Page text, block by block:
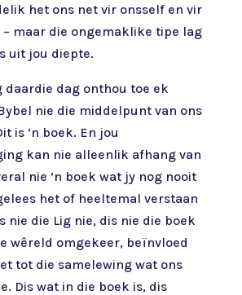
het ons net vir onsself en vir
maar die ongemaklike tipe lag
uit jou diepte.
daardie dag onthou toe ek
nie die middelpunt van ons
is ’n boek. En jou
kan nie alleenlik afhang van
nie ’n boek wat jy nog nooit
het of heeltemal verstaan
nie die Lig nie, dis nie die boek
wêreld omgekeer, beïnvloed
tot die samelewing wat ons
Dis wat in die boek is, dis